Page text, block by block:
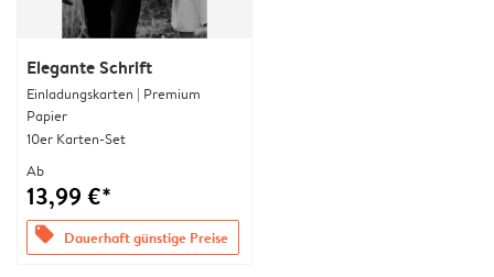
Elegante Schrift
Einladungskarten | Premium
Papier
10er Karten-Set
Ab
13,99 €*
offers Dauerhaft günstige Preise